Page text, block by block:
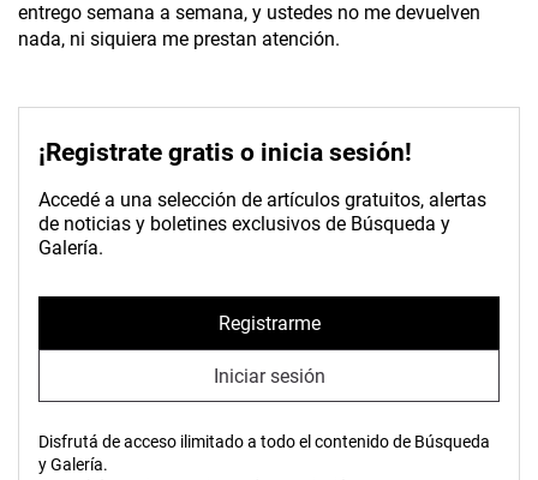
entrego semana a semana, y ustedes no me devuelven
nada, ni siquiera me prestan atención.
¡Registrate gratis o inicia sesión!
Accedé a una selección de artículos gratuitos, alertas
de noticias y boletines exclusivos de Búsqueda y
Galería.
Registrarme
Iniciar sesión
Disfrutá de acceso ilimitado a todo el contenido de Búsqueda
y Galería.